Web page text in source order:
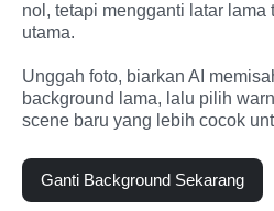
nol, tetapi mengganti latar lama
utama.
Unggah foto, biarkan AI
background lama, lalu pilih
scene baru yang lebih cocok
Ganti Background Sekarang